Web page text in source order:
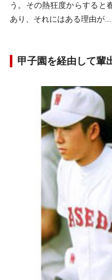
う。その熱狂度からすると
あり、それにはある理由が……
甲子園を経由して輩